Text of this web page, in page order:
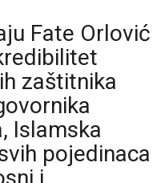
Fate Orlović
zaštitnika
Islamska
pojedinaca